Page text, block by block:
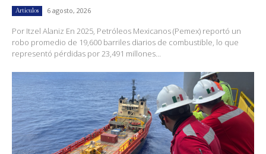
Artículos 6 agosto, 2026
Por Itzel Alaniz En 2025, Petróleos Mexicanos (Pemex) reportó un
robo promedio de 19,600 barriles diarios de combustible, lo que
representó pérdidas por 23,491 millones...